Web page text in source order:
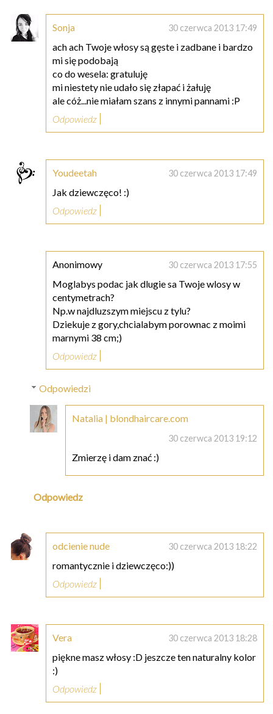
Sonja 30 czerwca 2013 17:49
ach ach Twoje włosy są gęste i zadbane i bardzo
mi się podobają
co do wesela: gratuluję
mi niestety nie udało się złapać i żałuję
ale cóż...nie miałam szans z innymi pannami :P
Odpowiedz
Youdeetah 30 czerwca 2013 17:49
Jak dziewczęco! :)
Odpowiedz
Anonimowy 30 czerwca 2013 17:55
Moglabys podac jak dlugie sa Twoje wlosy w
centymetrach?
Np.w najdluzszym miejscu z tylu?
Dziekuje z gory,chcialabym porownac z moimi
marnymi 38 cm;)
Odpowiedz
Odpowiedzi
Natalia | blondhaircare.com
30 czerwca 2013 19:12
Zmierzę i dam znać :)
Odpowiedz
odcienie nude 30 czerwca 2013 18:22
romantycznie i dziewczęco:))
Odpowiedz
Vera 30 czerwca 2013 18:28
piękne masz włosy :D jeszcze ten naturalny kolor
:)
Odpowiedz